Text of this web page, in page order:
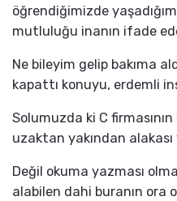
öğrendiğimizde
mutluluğu inanın ifade
Ne bileyim gelip bakıma
kapattı konuyu, erdemli
Solumuzda ki C
uzaktan yakından alakası
Değil okuma yazması
alabilen dahi buranın ora